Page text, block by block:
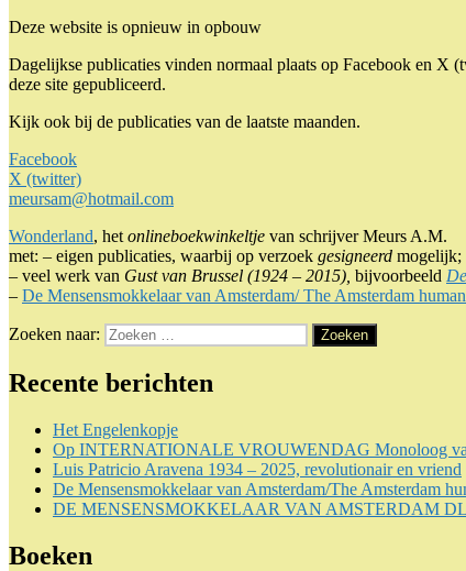
Deze website is opnieuw in opbouw
Dagelijkse publicaties vinden normaal plaats op Facebook en X
deze site gepubliceerd.
Kijk ook bij de publicaties van de laatste maanden.
Facebook
X (twitter)
meursam@hotmail.com
Wonderland, het onlineboekwinkeltje van schrijver Meurs A.M.
met: – eigen publicaties, waarbij op verzoek gesigneerd mogelijk;
– veel werk van Gust van Brussel (1924 – 2015), bijvoorbeeld
– De Mensensmokkelaar van Amsterdam/ The Amsterdam
Zoeken naar: Zoeken
Recente berichten
Het Engelenkopje
Op INTERNATIONALE VROUWENDAG Monoloog van
Luis Patricio Aravena 1934 – 2025, revolutionair en vriend
De Mensensmokkelaar van Amsterdam/The Amsterdam
DE MENSENSMOKKELAAR VAN AMSTERDAM DL
Boeken